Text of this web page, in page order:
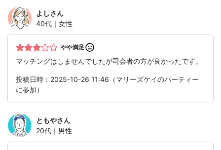
よしさん
40代｜女性
やや満足
マッチングはしませんでしたが司会者の方が良かったです。
投稿日時：2025-10-26 11:46（マリーズケイのパーティー
に参加）
ともやさん
20代｜男性